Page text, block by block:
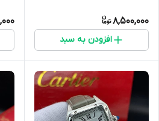
8,500,000
افزودن به سبد